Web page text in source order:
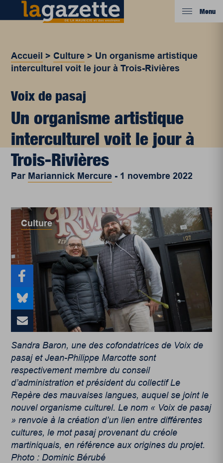
Menu
Accueil > Culture > Un organisme artistique
interculturel voit le jour à Trois-Rivières
Voix de pasaj
Un organisme artistique
interculturel voit le jour à
Trois-Rivières
Par Mariannick Mercure - 1 novembre 2022
Culture
Sandra Baron, une des cofondatrices de Voix de
pasaj et Jean-Philippe Marcotte sont
respectivement membre du conseil
d’administration et président du collectif Le
Repère des mauvaises langues, auquel se joint le
nouvel organisme culturel. Le nom « Voix de pasaj
» renvoie à la création d’un lien entre différentes
cultures, le mot pasaj provenant du créole
martiniquais, en référence aux origines du projet.
Photo : Dominic Bérubé